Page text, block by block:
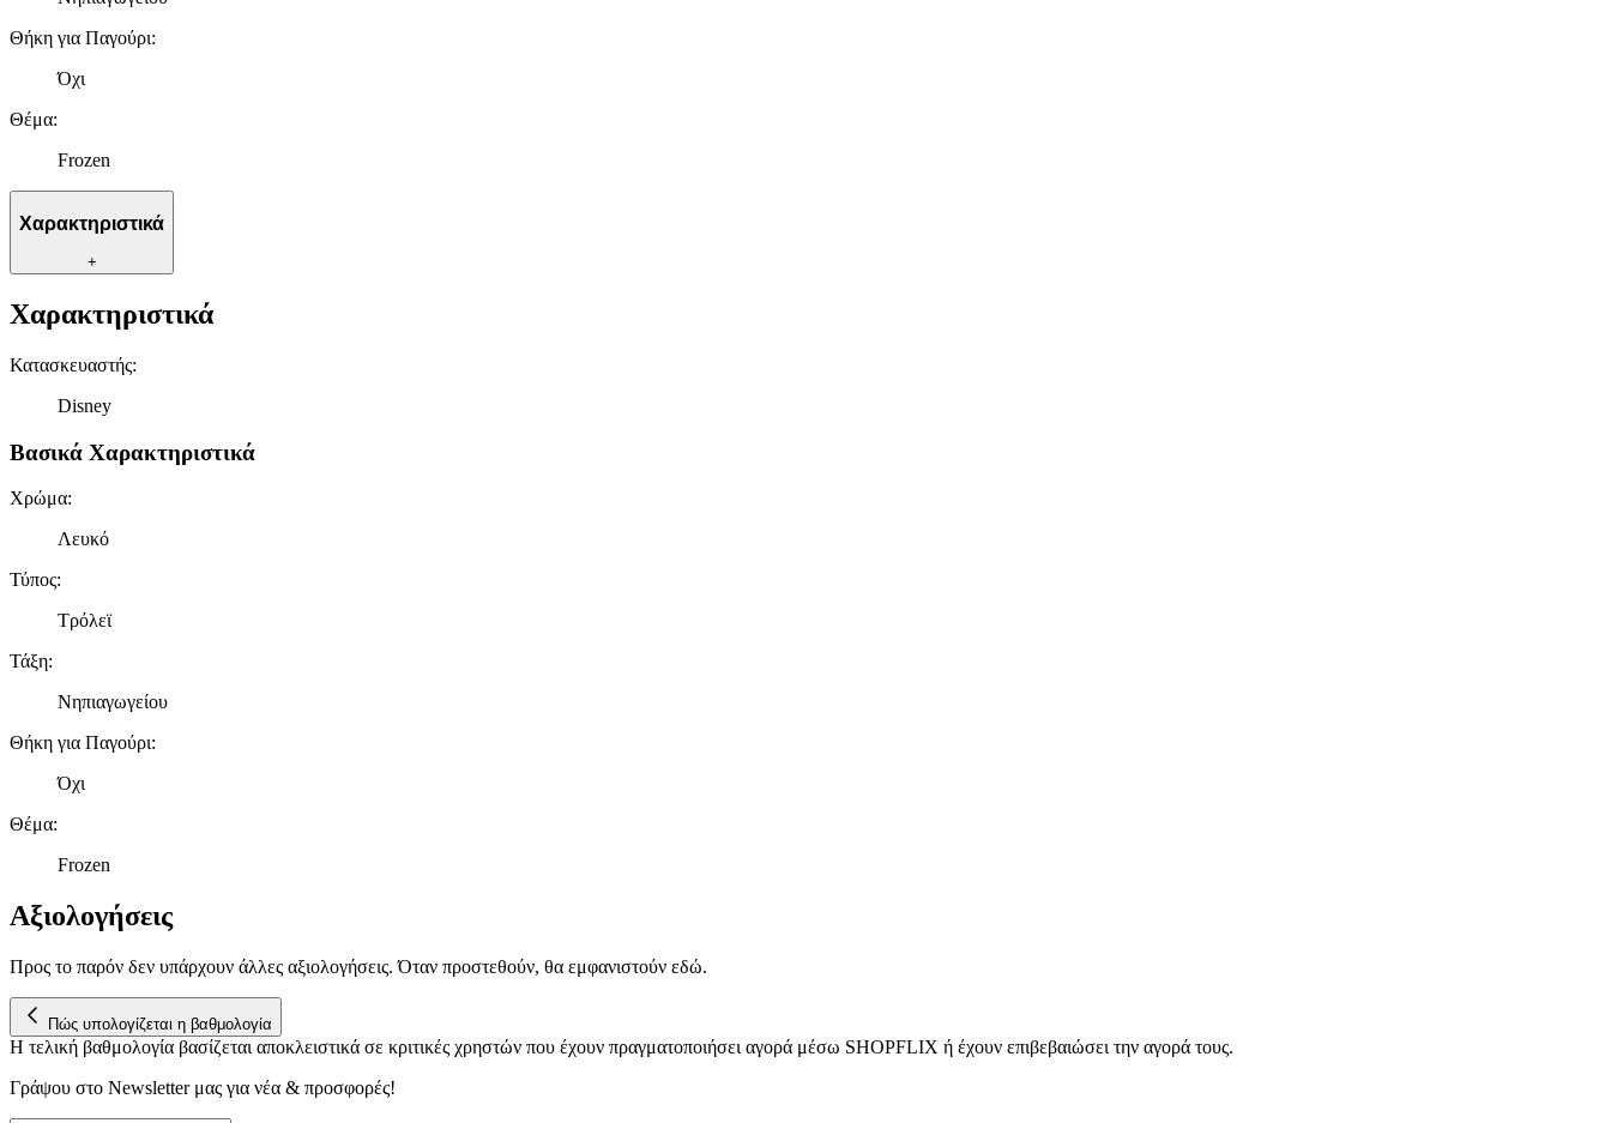
Θήκη για Παγούρι:
Όχι
Θέμα:
Frozen
Χαρακτηριστικά
+
Χαρακτηριστικά
Κατασκευαστής:
Disney
Βασικά Χαρακτηριστικά
Χρώμα:
Λευκό
Τύπος:
Τρόλεϊ
Τάξη:
Νηπιαγωγείου
Θήκη για Παγούρι:
Όχι
Θέμα:
Frozen
Αξιολογήσεις
Προς το παρόν δεν υπάρχουν άλλες αξιολογήσεις. Όταν προστεθούν, θα εμφανιστούν εδώ.
Πώς υπολογίζεται η βαθμολογία
Η τελική βαθμολογία βασίζεται αποκλειστικά σε κριτικές χρηστών που έχουν πραγματοποιήσει αγορά μέσω SHOPFLIX ή έχουν επιβεβαιώσει την αγορά τους.
Γράψου στο Νewsletter μας για νέα & προσφορές!